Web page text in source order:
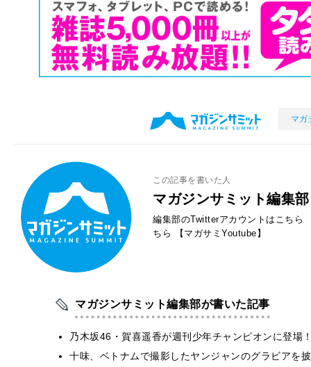
マガ
この記事を書いた人
マガジンサミット編集部
編集部のTwitterアカウントはこちら
ちら
【マガサミYoutube】
マガジンサミット編集部が書いた記事
乃木坂46・賀喜遥香が週刊少年チャンピオンに登
十味、ベトナムで撮影したヤンジャンのグラビアを